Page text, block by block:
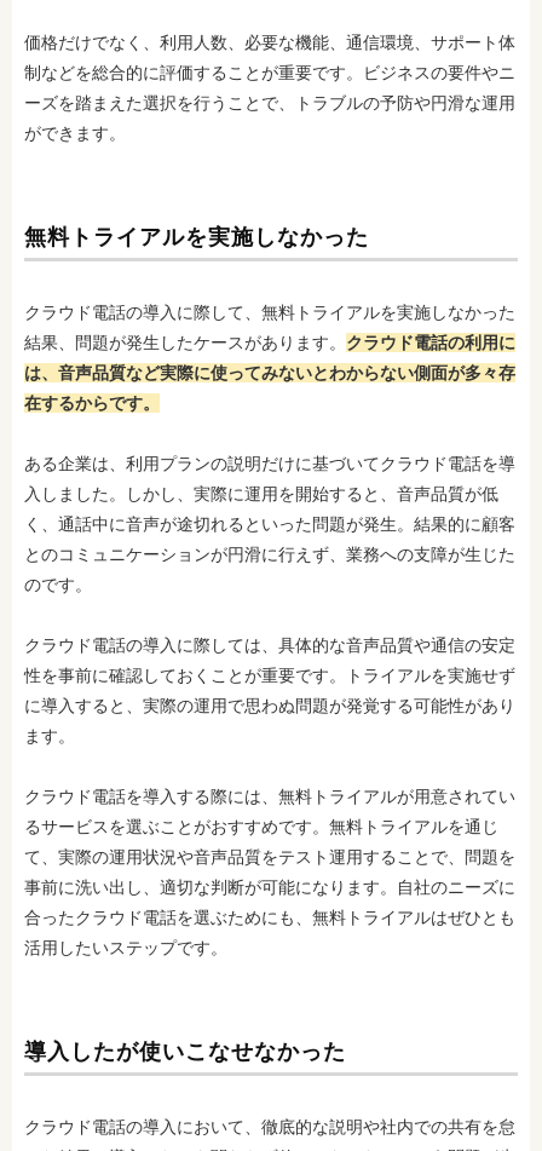
価格だけでなく、利用人数、必要な機能、通信環境、サポート体
制などを総合的に評価することが重要です。ビジネスの要件やニ
ーズを踏まえた選択を行うことで、トラブルの予防や円滑な運用
ができます。
無料トライアルを実施しなかった
クラウド電話の導入に際して、無料トライアルを実施しなかった
結果、問題が発生したケースがあります。 クラウド電話の利用に
は、音声品質など実際に使ってみないとわからない側面が多々存
在するからです。
ある企業は、利用プランの説明だけに基づいてクラウド電話を導
入しました。しかし、実際に運用を開始すると、音声品質が低
く、通話中に音声が途切れるといった問題が発生。結果的に顧客
とのコミュニケーションが円滑に行えず、業務への支障が生じた
のです。
クラウド電話の導入に際しては、具体的な音声品質や通信の安定
性を事前に確認しておくことが重要です。トライアルを実施せず
に導入すると、実際の運用で思わぬ問題が発覚する可能性があり
ます。
クラウド電話を導入する際には、無料トライアルが用意されてい
るサービスを選ぶことがおすすめです。無料トライアルを通じ
て、実際の運用状況や音声品質をテスト運用することで、問題を
事前に洗い出し、適切な判断が可能になります。自社のニーズに
合ったクラウド電話を選ぶためにも、無料トライアルはぜひとも
活用したいステップです。
導入したが使いこなせなかった
クラウド電話の導入において、徹底的な説明や社内での共有を怠